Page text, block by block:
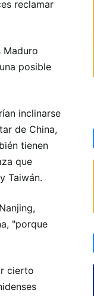
reclamar
Maduro
posible
inclinarse
de China,
tienen
que
Taiwán.
"porque
cierto